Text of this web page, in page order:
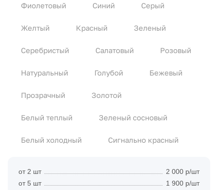
Фиолетовый Синий Серый
Желтый Красный Зеленый
Серебристый Салатовый Розовый
Натуральный Голубой Бежевый
Прозрачный Золотой
Белый теплый Зеленый сосновый
Белый холодный Сигнально красный
от 2 шт
2 000 р/шт
от 5 шт
1 900 р/шт